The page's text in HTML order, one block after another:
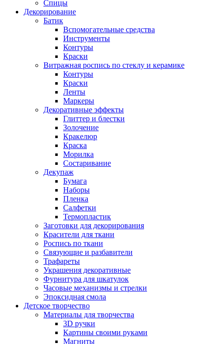
Спицы
Декорирование
Батик
Вспомогательные средства
Инструменты
Контуры
Краски
Витражная роспись по стеклу и керамике
Контуры
Краски
Ленты
Маркеры
Декоративные эффекты
Глиттер и блестки
Золочение
Кракелюр
Краска
Морилка
Состаривание
Декупаж
Бумага
Наборы
Пленка
Салфетки
Термопластик
Заготовки для декорирования
Красители для ткани
Роспись по ткани
Связующие и разбавители
Трафареты
Украшения декоративные
Фурнитура для шкатулок
Часовые механизмы и стрелки
Эпоксидная смола
Детское творчество
Материалы для творчества
3D ручки
Картины своими руками
Магниты